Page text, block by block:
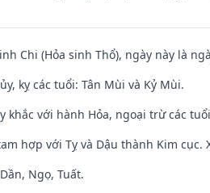
Chi (Hỏa sinh Thổ), ngày này là
kỵ các tuổi: Tân Mùi và Kỷ Mùi.
khắc với hành Hỏa, ngoại trừ các
hợp với Tỵ và Dậu thành Kim
Ngọ, Tuất.